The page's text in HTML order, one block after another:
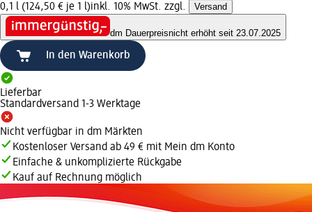
0,1 l (124,50 € je 1 l)inkl. 10% MwSt. zzgl. Versand
dm Dauerpreisnicht erhöht seit 23.07.2025
In den Warenkorb
Lieferbar
Standardversand 1-3 Werktage
Nicht verfügbar in dm Märkten
Kostenloser Versand ab 49 € mit Mein dm Konto
Einfache & unkomplizierte Rückgabe
Kauf auf Rechnung möglich